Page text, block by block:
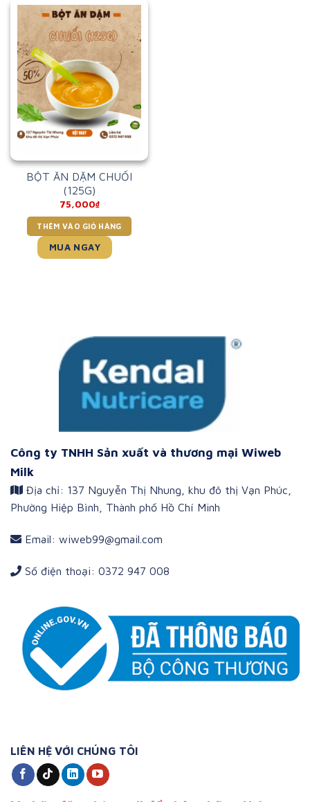
BỘT ĂN DẶM CHUỐI
(125G)
75,000₫
THÊM VÀO GIỎ HÀNG
MUA NGAY
Công ty TNHH Sản xuất và thương mại Wiweb
Milk
Địa chỉ: 137 Nguyễn Thị Nhung, khu đô thị Vạn Phúc,
Phường Hiệp Bình, Thành phố Hồ Chí Minh
Email: wiweb99@gmail.com
Số điện thoại: 0372 947 008
LIÊN HỆ VỚI CHÚNG TÔI